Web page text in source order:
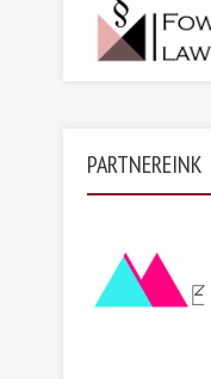
PARTNEREINK